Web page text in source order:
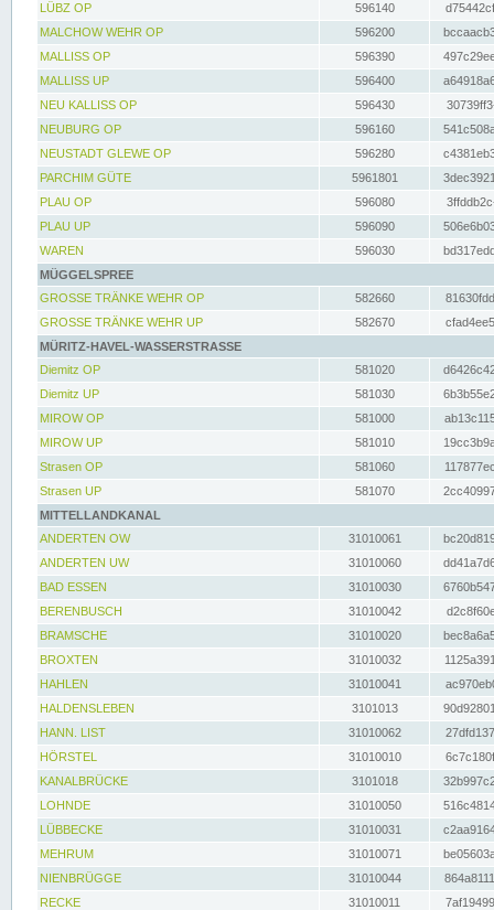
LÜBZ OP
596140
MALCHOW WEHR OP
596200
MALLISS OP
596390
MALLISS UP
596400
NEU KALLISS OP
596430
NEUBURG OP
596160
NEUSTADT GLEWE OP
596280
PARCHIM GÜTE
5961801
PLAU OP
596080
PLAU UP
596090
WAREN
596030
MÜGGELSPREE
GROSSE TRÄNKE WEHR OP
582660
GROSSE TRÄNKE WEHR UP
582670
MÜRITZ-HAVEL-WASSERSTRASSE
Diemitz OP
581020
Diemitz UP
581030
MIROW OP
581000
MIROW UP
581010
Strasen OP
581060
Strasen UP
581070
MITTELLANDKANAL
ANDERTEN OW
31010061
ANDERTEN UW
31010060
BAD ESSEN
31010030
BERENBUSCH
31010042
BRAMSCHE
31010020
BROXTEN
31010032
HAHLEN
31010041
HALDENSLEBEN
3101013
HANN. LIST
31010062
HÖRSTEL
31010010
KANALBRÜCKE
3101018
LOHNDE
31010050
LÜBBECKE
31010031
MEHRUM
31010071
NIENBRÜGGE
31010044
RECKE
31010011